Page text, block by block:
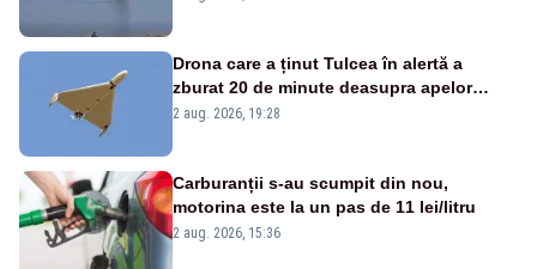
Drona care a ținut Tulcea în alertă a
zburat 20 de minute deasupra apelor
României. Au fost ridicate două F-16
2 aug. 2026, 19:28
Carburanții s-au scumpit din nou,
motorina este la un pas de 11 lei/litru
2 aug. 2026, 15:36